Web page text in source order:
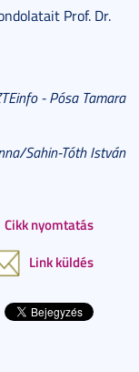
Prof. Dr.
- Pósa Tamara
Sahin-Tóth István
Cikk nyomtatás
Link küldés